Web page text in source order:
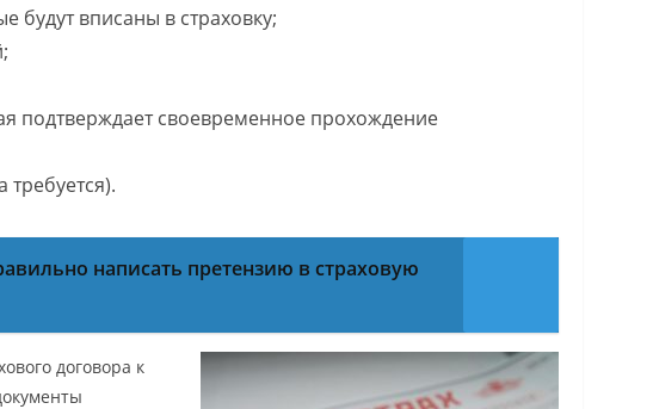
будут вписаны в страховку;
подтверждает своевременное прохождение
написать претензию в страховую
договора к